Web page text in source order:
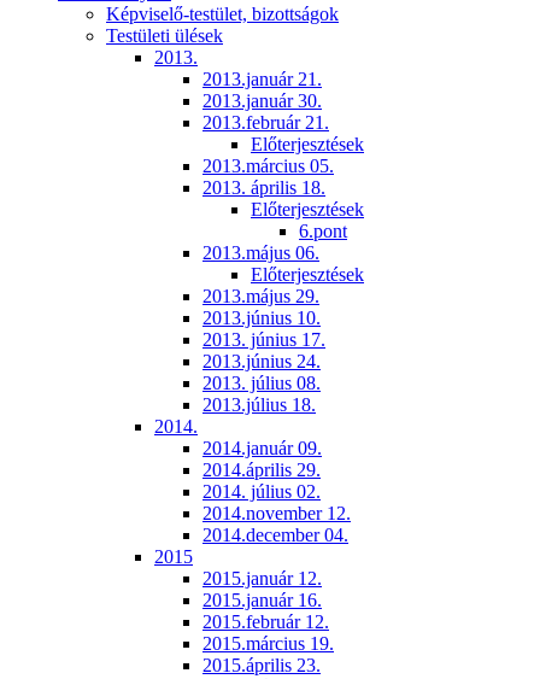
Képviselő-testület, bizottságok
Testületi ülések
2013.
2013.január 21.
2013.január 30.
2013.február 21.
Előterjesztések
2013.március 05.
2013. április 18.
Előterjesztések
6.pont
2013.május 06.
Előterjesztések
2013.május 29.
2013.június 10.
2013. június 17.
2013.június 24.
2013. július 08.
2013.július 18.
2014.
2014.január 09.
2014.április 29.
2014. július 02.
2014.november 12.
2014.december 04.
2015
2015.január 12.
2015.január 16.
2015.február 12.
2015.március 19.
2015.április 23.